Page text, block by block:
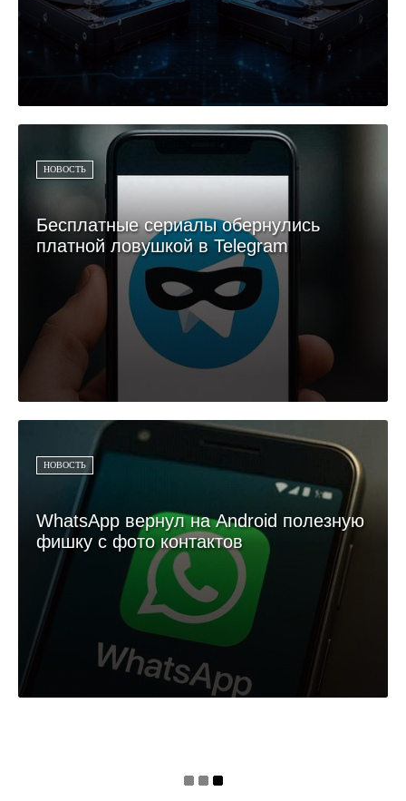
НОВОСТЬ
Бесплатные сериалы обернулись
платной ловушкой в Telegram
НОВОСТЬ
WhatsApp вернул на Android полезную
фишку с фото контактов